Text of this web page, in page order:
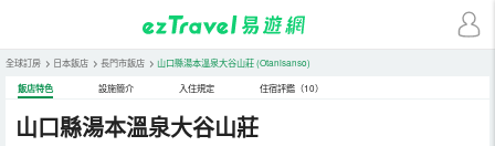
全球訂房 > 日本飯店 > 長門市飯店 > 山口縣湯本溫泉大谷山莊(Otanisanso)
飯店特色 設施簡介 入住規定 住宿評鑑（10）
山口縣湯本溫泉大谷山莊